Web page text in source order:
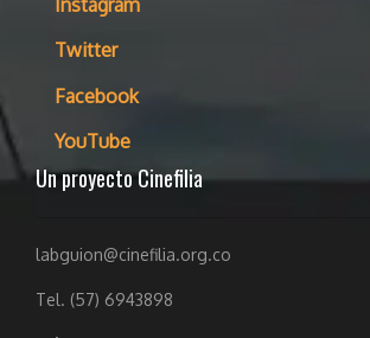
Twitter
Facebook
YouTube
Un proyecto Cinefilia
labguion@cinefilia.org.co
Tel. (57) 6943898